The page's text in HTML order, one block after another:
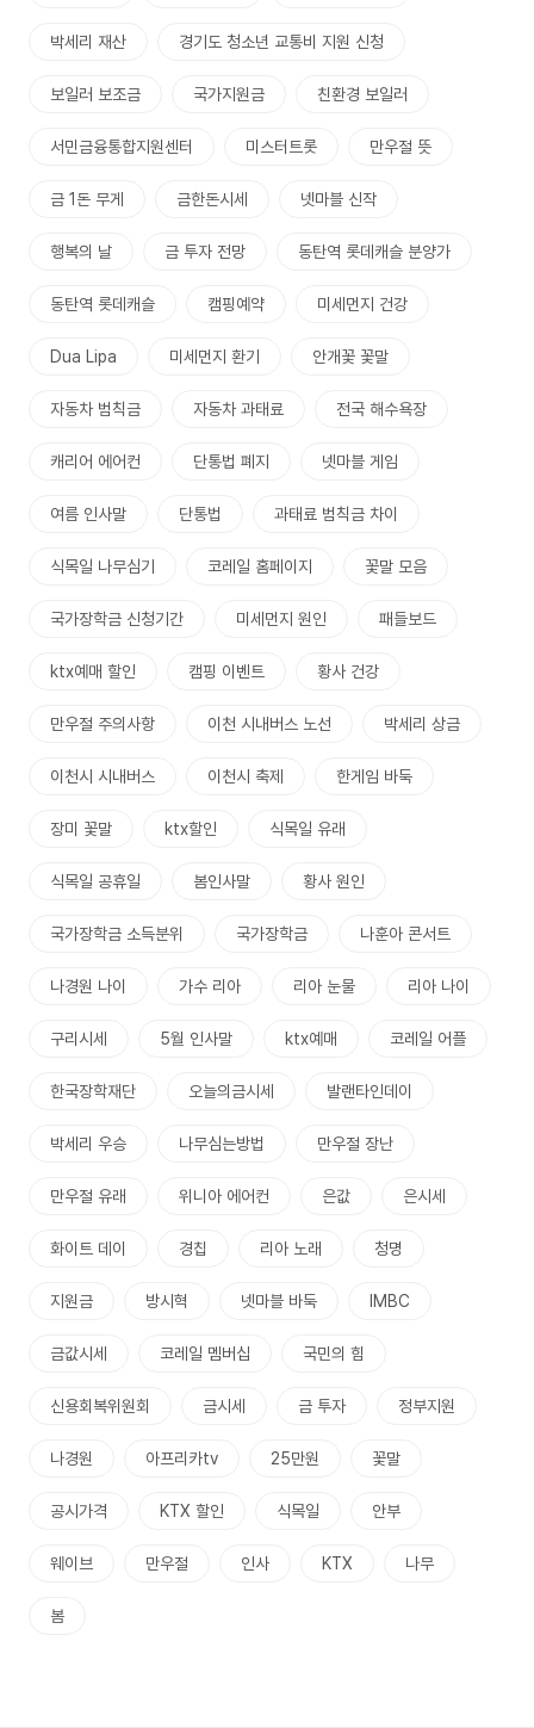
박세리 재산 경기도 청소년 교통비 지원 신청
보일러 보조금 국가지원금 친환경 보일러
서민금융통합지원센터 미스터트롯 만우절 뜻
금 1돈 무게 금한돈시세 넷마블 신작
행복의 날 금 투자 전망 동탄역 롯데캐슬 분양가
동탄역 롯데캐슬 캠핑예약 미세먼지 건강
Dua Lipa 미세먼지 환기 안개꽃 꽃말
자동차 범칙금 자동차 과태료 전국 해수욕장
캐리어 에어컨 단통법 폐지 넷마블 게임
여름 인사말 단통법 과태료 범칙금 차이
식목일 나무심기 코레일 홈페이지 꽃말 모음
국가장학금 신청기간 미세먼지 원인 패들보드
ktx예매 할인 캠핑 이벤트 황사 건강
만우절 주의사항 이천 시내버스 노선 박세리 상금
이천시 시내버스 이천시 축제 한게임 바둑
장미 꽃말 ktx할인 식목일 유래
식목일 공휴일 봄인사말 황사 원인
국가장학금 소득분위 국가장학금 나훈아 콘서트
나경원 나이 가수 리아 리아 눈물 리아 나이
구리시세 5월 인사말 ktx예매 코레일 어플
한국장학재단 오늘의금시세 발랜타인데이
박세리 우승 나무심는방법 만우절 장난
만우절 유래 위니아 에어컨 은값 은시세
화이트 데이 경칩 리아 노래 청명
지원금 방시혁 넷마블 바둑 IMBC
금값시세 코레일 멤버십 국민의 힘
신용회복위원회 금시세 금 투자 정부지원
나경원 아프리카tv 25만원 꽃말
공시가격 KTX 할인 식목일 안부
웨이브 만우절 인사 KTX 나무
봄